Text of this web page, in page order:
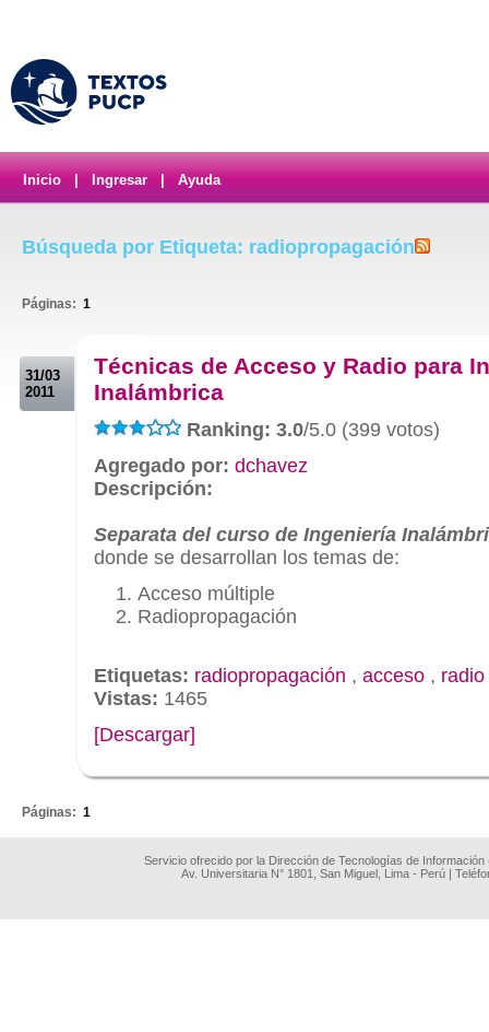
Inicio Ingresar Ayuda
Búsqueda por Etiqueta: radiopropagación
Páginas: 1
31/03
2011
Técnicas de Acceso y Radio para
Inalámbrica
Ranking: 3.0/5.0 (399 votos)
Agregado por: dchavez
Descripción:
Separata del curso de Ingeniería
donde se desarrollan los temas de:
Acceso múltiple
Radiopropagación
Etiquetas: radiopropagación , acceso , radio
Vistas: 1465
[Descargar]
Páginas: 1
Servicio ofrecido por la Dirección de Tecnologías de
Av. Universitaria N° 1801, San Miguel, Lima - Perú |